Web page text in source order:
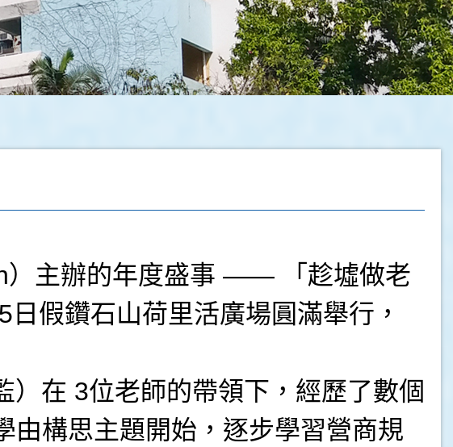
）主辦的年度盛事 —— 「趁墟做老
假鑽石山荷里活廣場圓滿舉行，
在 3位老師的帶領下，經歷了數個
由構思主題開始，逐步學習營商規